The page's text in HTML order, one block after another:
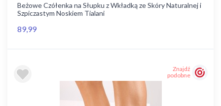
Beżowe Czółenka na Słupku z Wkładką ze Skóry Naturalnej i
Szpiczastym Noskiem Tialani
89,99
Znajdź
podobne